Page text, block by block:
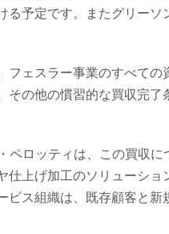
予定です。またグリー
ェスラー事業のすべて
の他の慣習的な買収完
ペロッティは、この買収
上げ加工のソリューシ
ス組織は、既存顧客と新